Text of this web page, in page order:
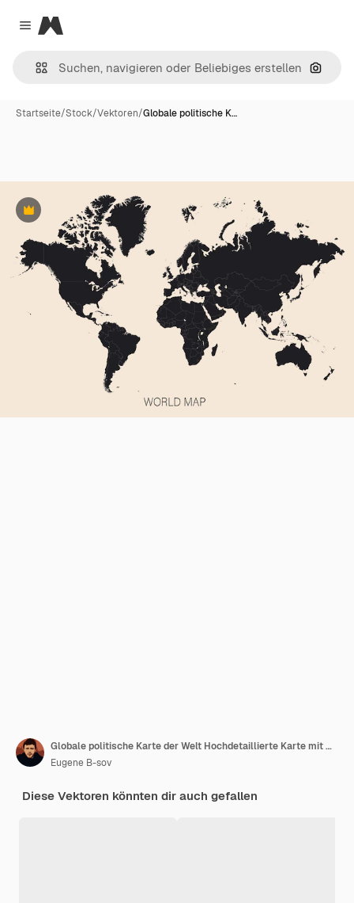
Close menu
Magnific
Nach
Startseite/Stock/Vektoren/Globale politische K…
Premium
Globale politische Karte der Welt Hochdetaillierte Karte mit Grenzen, Ländern und Städten Jedes Land befindet sich auf einer separaten Ebene und kann bearbeitet werden
Eugene B-sov
Diese Vektoren könnten dir auch gefallen